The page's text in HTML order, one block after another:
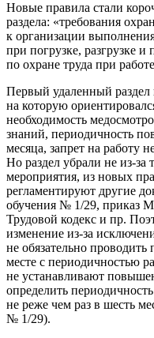
Новые правила стали
раздела: «требования
к организации
при погрузке, разгрузке и
по охране труда при
Первый удаленный
на которую
необходимость
знаний, периодичность
месяца, запрет на работу
Но раздел убрали не из-за
мероприятия, из новых
регламентируют другие
обучения № 1/29, приказ
Трудовой кодекс и пр.
изменение из-за
не обязательно
месте с периодичностью
не устанавливают
определить
не реже чем раз в шесть
№ 1/29).